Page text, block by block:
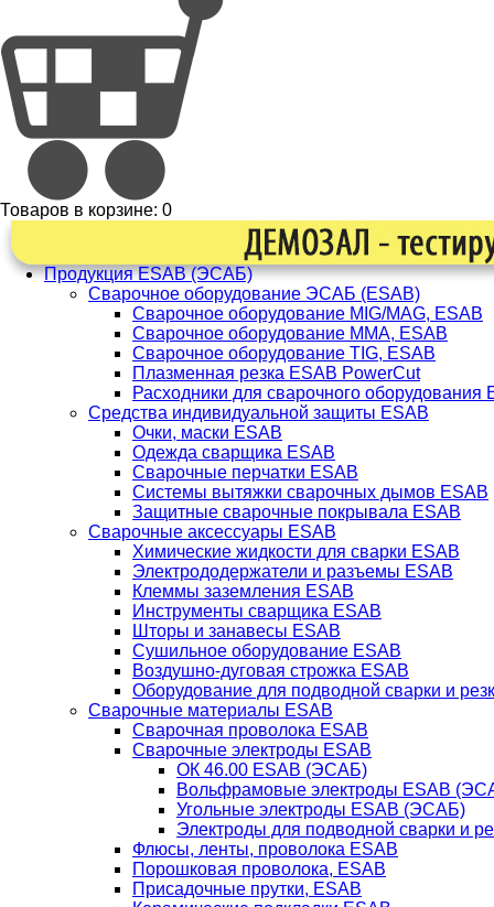
Товаров в корзине: 0
Продукция ESAB (ЭСАБ)
Сварочное оборудование ЭСАБ (ESAB)
Сварочное оборудование MIG/MAG, ESAB
Сварочное оборудование ММА, ESAB
Сварочное оборудование TIG, ESAB
Плазменная резка ESAB PowerCut
Расходники для сварочного оборудования
Средства индивидуальной защиты ESAB
Очки, маски ESAB
Одежда сварщика ESAB
Сварочные перчатки ESAB
Системы вытяжки сварочных дымов ESAB
Защитные сварочные покрывала ESAB
Сварочные аксессуары ESAB
Химические жидкости для сварки ESAB
Электрододержатели и разъемы ESAB
Клеммы заземления ESAB
Инструменты сварщика ESAB
Шторы и занавесы ESAB
Сушильное оборудование ESAB
Воздушно-дуговая строжка ESAB
Оборудование для подводной сварки и
Сварочные материалы ESAB
Сварочная проволока ESAB
Сварочные электроды ESAB
ОК 46.00 ESAB (ЭСАБ)
Вольфрамовые электроды ESAB
Угольные электроды ESAB (ЭСАБ)
Электроды для подводной сварки и
Флюсы, ленты, проволока ESAB
Порошковая проволока, ESAB
Присадочные прутки, ESAB